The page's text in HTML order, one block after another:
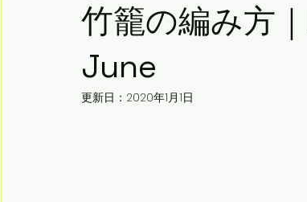
竹籠の編み方
June
更新日： 2020年1月1日